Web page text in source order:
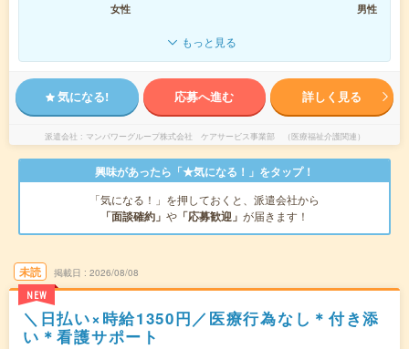
女性
男性
もっと見る
気になる! 応募へ進む 詳しく見る
派遣会社 マンパワーグループ株式会社 ケアサービス事業部 （医療福祉介護関連）
興味があったら「★気になる！」をタップ！
「気になる！」を押しておくと、派遣会社から
「面談確約」 や 「応募歓迎」 が届きます！
未読
NEW
掲載日 2026/08/08
＼日払い×時給1350円／医療行為なし＊付き添
い＊看護サポート